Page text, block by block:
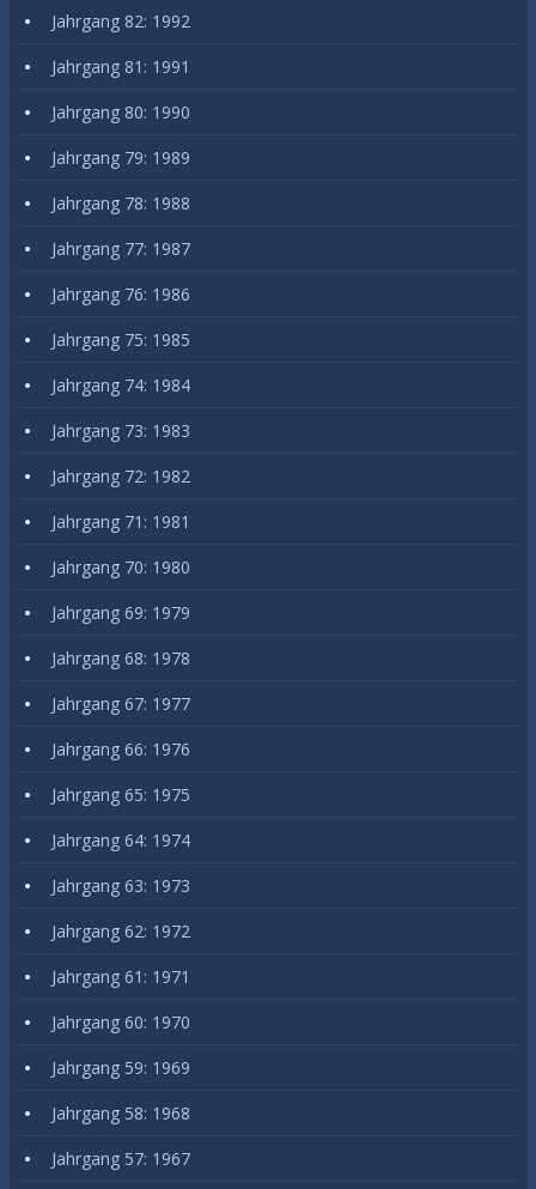
Jahrgang 82: 1992
Jahrgang 81: 1991
Jahrgang 80: 1990
Jahrgang 79: 1989
Jahrgang 78: 1988
Jahrgang 77: 1987
Jahrgang 76: 1986
Jahrgang 75: 1985
Jahrgang 74: 1984
Jahrgang 73: 1983
Jahrgang 72: 1982
Jahrgang 71: 1981
Jahrgang 70: 1980
Jahrgang 69: 1979
Jahrgang 68: 1978
Jahrgang 67: 1977
Jahrgang 66: 1976
Jahrgang 65: 1975
Jahrgang 64: 1974
Jahrgang 63: 1973
Jahrgang 62: 1972
Jahrgang 61: 1971
Jahrgang 60: 1970
Jahrgang 59: 1969
Jahrgang 58: 1968
Jahrgang 57: 1967